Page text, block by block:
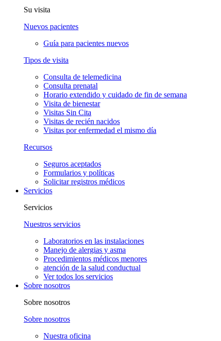
Su visita
Nuevos pacientes
Guía para pacientes nuevos
Tipos de visita
Consulta de telemedicina
Consulta prenatal
Horario extendido y cuidado de fin de semana
Visita de bienestar
Visitas Sin Cita
Visitas de recién nacidos
Visitas por enfermedad el mismo día
Recursos
Seguros aceptados
Formularios y políticas
Solicitar registros médicos
Servicios
Servicios
Nuestros servicios
Laboratorios en las instalaciones
Manejo de alergias y asma
Procedimientos médicos menores
atención de la salud conductual
Ver todos los servicios
Sobre nosotros
Sobre nosotros
Sobre nosotros
Nuestra oficina